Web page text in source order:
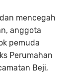
mencegah
anggota
pemuda
Perumahan
Beji,